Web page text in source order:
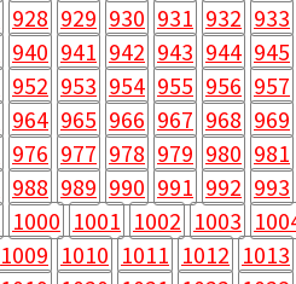
928 929 930 931 932 933
940 941 942 943 944 945
952 953 954 955 956 957
964 965 966 967 968 969
976 977 978 979 980 981
988 989 990 991 992 993
1000 1001 1002 1003
1009 1010 1011 1012 1013